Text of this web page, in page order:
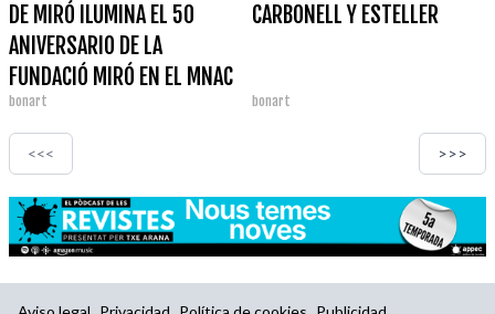
DE MIRÓ ILUMINA EL 50
ANIVERSARIO DE LA
FUNDACIÓ MIRÓ EN EL MNAC
bonart
CARBONELL Y ESTELLER
bonart
<<< >>>